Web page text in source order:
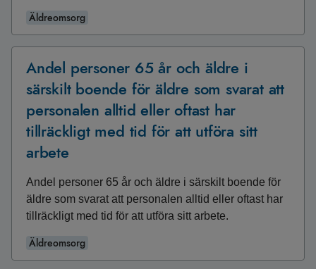
Äldreomsorg
Andel personer 65 år och äldre i
särskilt boende för äldre som svarat att
personalen alltid eller oftast har
tillräckligt med tid för att utföra sitt
arbete
Andel personer 65 år och äldre i särskilt boende för
äldre som svarat att personalen alltid eller oftast har
tillräckligt med tid för att utföra sitt arbete.
Äldreomsorg